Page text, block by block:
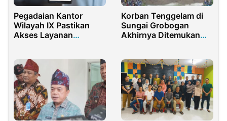
Pegadaian Kantor
Wilayah IX Pastikan
Akses Layanan
Korban Tenggelam di
Sungai Grobogan
Akhirnya Ditemukan